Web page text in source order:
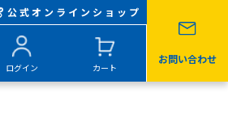
公式オンラインショップ
ログイン カート
お問い合わせ